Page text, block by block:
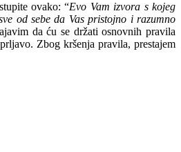
ovako: “Evo Vam izvora s kojeg
od sebe da Vas pristojno i razumno
da ću se držati osnovnih pravila
Zbog kršenja pravila, prestajem